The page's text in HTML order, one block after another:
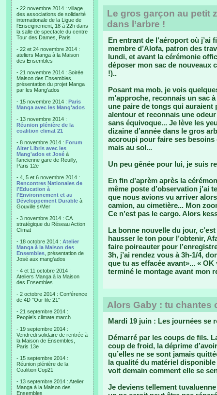
- 22 novembre 2014 : village
des associations de solidarité
internationale de la Ligue de
l'Enseignement, 18 à 22h dans
la salle de spectacle du centre
Tour des Dames, Paris
- 22 et 24 novembre 2014 :
ateliers Manga à la Maison
des Ensembles
- 21 novembre 2014 : Soirée
Maison des Ensembles,
présentation du projet Manga
par les Mang'ados
- 15 novembre 2014 : Paris
Manga avec les Mang'ados
- 13 novembre 2014 :
Réunion plénière de la
coalition climat 21
- 8 novembre 2014 : Forum
Alter Libris avec les
Mang'ados et José à
l'ancienne gare de Reuilly,
Paris 12e
- 4, 5 et 6 novembre 2014 :
Rencontres Nationales de
l'Education à
l'Environnement et au
Développement Durable à
Gouville s/Mer
- 3 novembre 2014 : CA
stratégique du Réseau Action
Climat
- 18 octobre 2014 : Atelier
Manga à la Maison des
Ensembles , présentation de
José aux mang'ados
- 4 et 11 octobre 2014 :
Ateliers Manga à la Maison
des Ensembles
- 2 octobre 2014 : Conférence
de 4D "Our life 21"
- 21 septembre 2014 :
People's climate march
- 19 septembre 2014 :
Vendredi solidaire de rentrée à
la Maison de Ensembles,
Paris 13e
- 15 septembre 2014 :
Réunion plénière de la
Coalition Cop21
- 13 septembre 2014 : Atelier
Manga à la Maison des
Ensembles
Le gros garçon au petit
dans l’arbre !
En entrant de l’aéroport où j’ai
membre d’Alofa, patron des
lundi, et avant la cérémonie
déposer mon sac de nouveaux
!)..
Posant ma mob, je vois
m’approche, reconnais un sac
une paire de tongs qui auraient
alentour et reconnais une
sans équivoque... Je lève les
dizaine d’année dans le gros
accroupi pour faire ses besoins
mais au sol...
Un peu gênée pour lui, je suis
En fin d’aprèm après la
même poste d’observation j’ai
que nous avions vu arriver
camion, au cimetière... Mon
Ce n’est pas le cargo. Alors
La bonne nouvelle du jour,
hausser le ton pour l’obtenir,
faire poireauter pour
3h, j’ai rendez vous à 3h-1/4,
que tu as effacée avant»... «
terminé le montage avant mon
Alors Gaby : tu chantes
Mardi 19 juin : Les journées se
Démarré par les coups de fils.
coup de froid, la déprime
qu’elles ne se sont jamais
la qualité du matériel
voit demain comment elle se
Je deviens tellement